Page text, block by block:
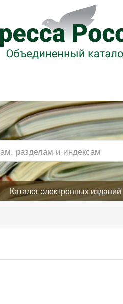
Каталог электронных изданий